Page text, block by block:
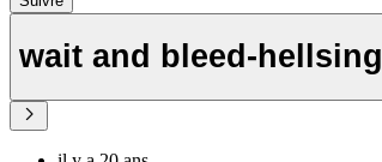
wait and bleed-hellsing